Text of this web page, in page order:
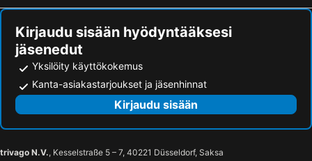
Kirjaudu sisään hyödyntääksesi
jäsenedut
Yksilöity käyttökokemus
Kanta-asiakastarjoukset ja jäsenhinnat
Kirjaudu sisään
trivago N.V., Kesselstraße 5 – 7, 40221 Düsseldorf, Saksa